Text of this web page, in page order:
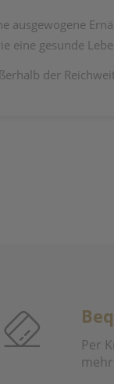
ausgewogene
eine gesunde
der
Per
mehr